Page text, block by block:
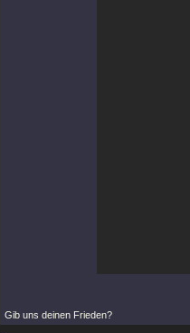
Gib uns deinen Frieden?